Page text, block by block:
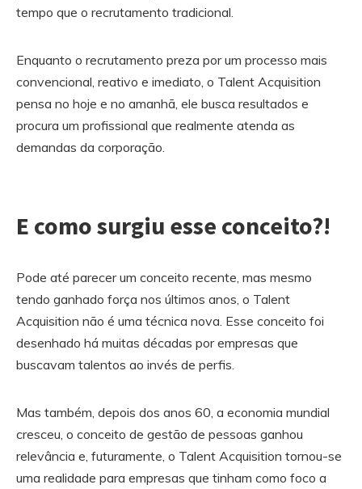
tempo que o recrutamento tradicional.
Enquanto o recrutamento preza por um processo mais
convencional, reativo e imediato, o Talent Acquisition
pensa no hoje e no amanhã, ele busca resultados e
procura um profissional que realmente atenda as
demandas da corporação.
E como surgiu esse conceito?!
Pode até parecer um conceito recente, mas mesmo
tendo ganhado força nos últimos anos, o Talent
Acquisition não é uma técnica nova. Esse conceito foi
desenhado há muitas décadas por empresas que
buscavam talentos ao invés de perfis.
Mas também, depois dos anos 60, a economia mundial
cresceu, o conceito de gestão de pessoas ganhou
relevância e, futuramente, o Talent Acquisition tornou-se
uma realidade para empresas que tinham como foco a